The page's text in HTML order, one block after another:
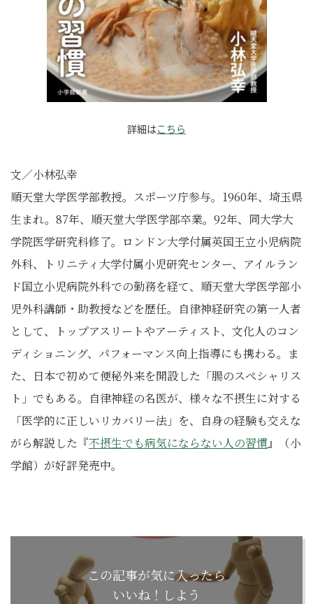
詳細はこちら
文／小林弘幸
順天堂大学医学部教授。スポーツ庁参与。1960年、埼玉県
生まれ。87年、順天堂大学医学部卒業。92年、同大学大
学院医学研究科修了。ロンドン大学付属英国王立小児病院
外科、トリニティ大学付属小児研究センター、アイルラン
ド国立小児病院外科での勤務を経て、順天堂大学医学部小
児外科講師・助教授などを歴任。自律神経研究の第一人者
として、トップアスリートやアーティスト、文化人のコン
ディショニング、パフォーマンス向上指導にも携わる。ま
た、日本で初めて便秘外来を開設した「腸のスペシャリス
ト」でもある。自律神経の名医が、様々な不摂生に対する
「医学的に正しいリカバリー法」を、自身の経験も交えな
がら解説した『不摂生でも病気にならない人の習慣』（小
学館）が好評発売中。
この記事が気に入ったら
いいね！しよう